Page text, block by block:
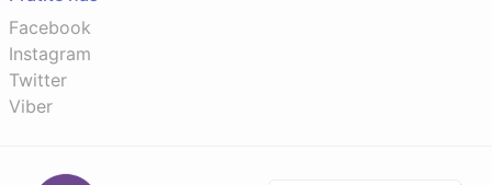
Facebook
Instagram
Twitter
Viber